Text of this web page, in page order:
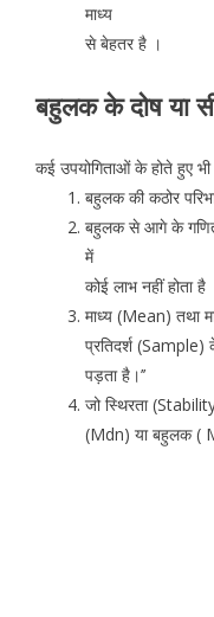
माध्य
से बेहतर है ।
बहुलक के दोष या
कई उपयोगिताओं के होते हुए
बहुलक की कठोर
बहुलक से आगे के
में
कोई लाभ नहीं होता है
माध्य (Mean) तथा
प्रतिदर्श
पड़ता है।’’
जो स्थिरता
(Mdn) या बहुलक (